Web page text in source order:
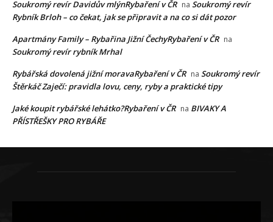
Soukromý revír Davidův mlýnRybaření v ČR na Soukromý revír
Rybník Brloh – co čekat, jak se připravit a na co si dát pozor
Apartmány Family – Rybařina Jižní ČechyRybaření v ČR na
Soukromý revír rybník Mrhal
Rybářská dovolená jižní moravaRybaření v ČR na Soukromý revír
Štěrkáč Zaječí: pravidla lovu, ceny, ryby a praktické tipy
Jaké koupit rybářské lehátko?Rybaření v ČR na BIVAKY A
PŘÍSTŘEŠKY PRO RYBÁŘE